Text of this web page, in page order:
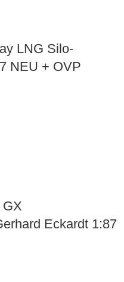
LNG Silo-
NEU + OVP
GX
Eckardt 1:87